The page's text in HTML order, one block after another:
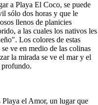
a Playa El Coco, se puede
sólo dos horas y que le
llenos de planicies
a las cuales los nativos les
Los colores de estas
ve en medio de las colinas
la mirada se ve el mar y el
profundo.
el Amor, un lugar que